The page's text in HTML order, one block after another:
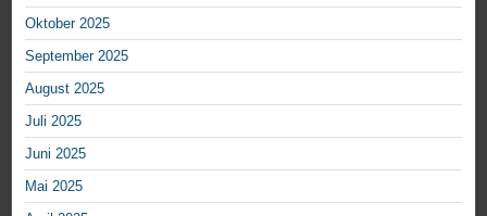
Oktober 2025
September 2025
August 2025
Juli 2025
Juni 2025
Mai 2025